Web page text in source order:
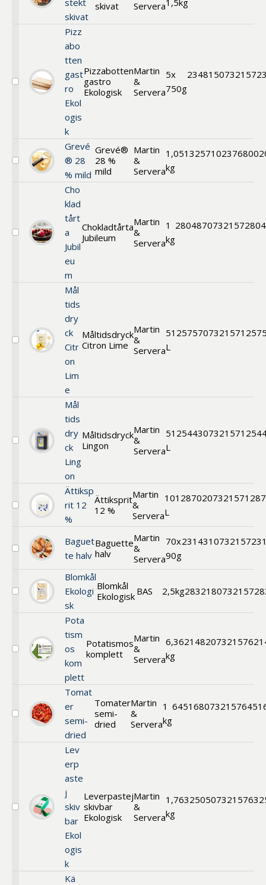
stekt
skivat
skivat
Servera1,5kg
Välj
Pizz
abo
tten
gast
ro
Ekol
ogis
k
Pizzabotten
gastro
Ekologisk
Martin
&
Servera
5x
750g
234815
Välj
28
Grevé
® 28
% mild
Grevé®
28 %
mild
Martin
&
Servera
1,05
kg
132571
Välj
Cho
klad
tårt
a
Jubil
eu
m
Chokladtårta
Jubileum
Martin
&
Servera
1
kg
280487
Välj
Mål
tids
dry
ck
Citr
on
Lim
e
Måltidsdryck
Citron Lime
Martin
&
Servera
5
L
125757
Välj
Mål
tids
dry
ck
Ling
on
Måltidsdryck
Lingon
Martin
&
Servera
5
L
125443
Välj
12
Ättiksp
rit 12
%
Ättiksprit
12 %
Martin
&
Servera
10
L
128702
Välj
halv
Baguet
te halv
Baguette
halv
Martin
&
Servera
70x
90g
231431
Välj
Ekologisk
Blomkål
Ekologi
sk
Blomkål
Ekologisk BAS 2,5kg283218
Välj
Pota
tism
os
kom
plett
Potatismos
komplett
Martin
&
Servera
6,3
kg
621482
Välj
Tomat
er
semi-
dried
Tomater
semi-
dried
Martin
&
Servera
1
kg
645168
Välj
Lev
erp
aste
j
skiv
bar
Ekol
ogis
k
Leverpastej
skivbar
Ekologisk
Martin
&
Servera
1,7
kg
632505
Kä